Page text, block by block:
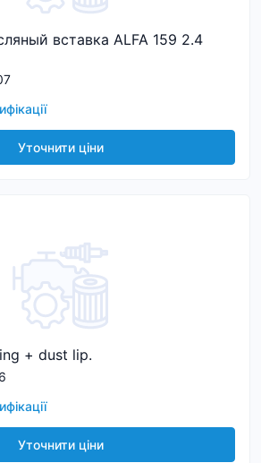
вставка ALFA 159 2.4
Уточнити ціни
+ dust lip.
Уточнити ціни